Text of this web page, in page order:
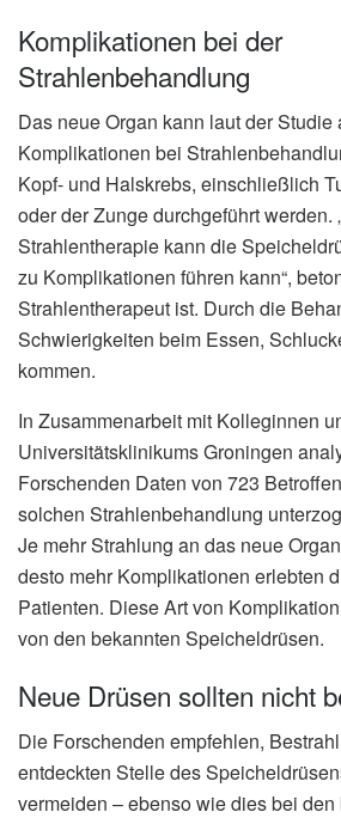
Komplikationen bei der
Strahlenbehandlung
Das neue Organ kann laut der
Komplikationen bei
Kopf- und Halskrebs, einschließlich
oder der Zunge durchgeführt werden.
Strahlentherapie kann die
zu Komplikationen führen kann“,
Strahlentherapeut ist. Durch die
Schwierigkeiten beim Essen,
kommen.
In Zusammenarbeit mit Kolleginnen
Universitätsklinikums Groningen
Forschenden Daten von 723
solchen Strahlenbehandlung
Je mehr Strahlung an das neue
desto mehr Komplikationen erlebten
Patienten. Diese Art von
von den bekannten Speicheldrüsen.
Neue Drüsen sollten nicht
Die Forschenden empfehlen,
entdeckten Stelle des
vermeiden – ebenso wie dies bei